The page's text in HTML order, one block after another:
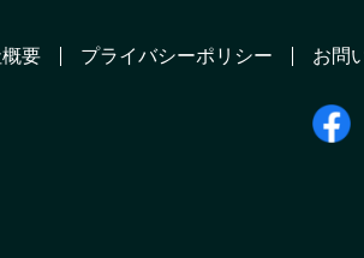
要 プライバシーポリシー お問